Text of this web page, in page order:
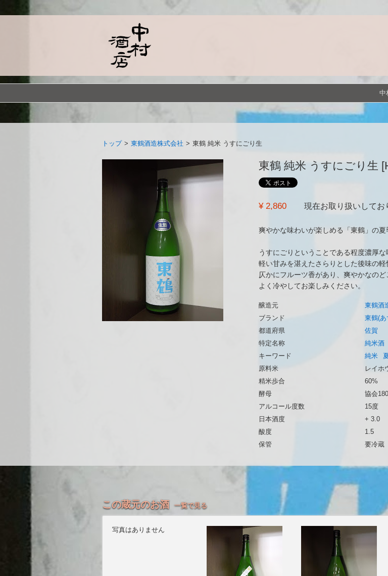
中
トップ > 東鶴酒造株式会社 > 東鶴 純米 うすにごり生
東鶴 純米 うすにごり生
¥ 2,860 現在お取り扱いしてお
爽やかな味わいが楽しめる「東鶴」の
うすにごりということである程度濃厚
軽い甘みを湛えたさらりとした後味の
仄かにフルーツ香があり、爽やかなの
よく冷やしてお楽しみください。
醸造元
東鶴酒
ブランド
東鶴(
都道府県
佐賀
特定名称
純米酒
キーワード
純米
原料米
レイホ
精米歩合
60%
酵母
協会
アルコール度数
15度
日本酒度
+ 3.0
酸度
1.5
保管
要冷蔵
この蔵元のお酒 一覧で見る
写真はありません